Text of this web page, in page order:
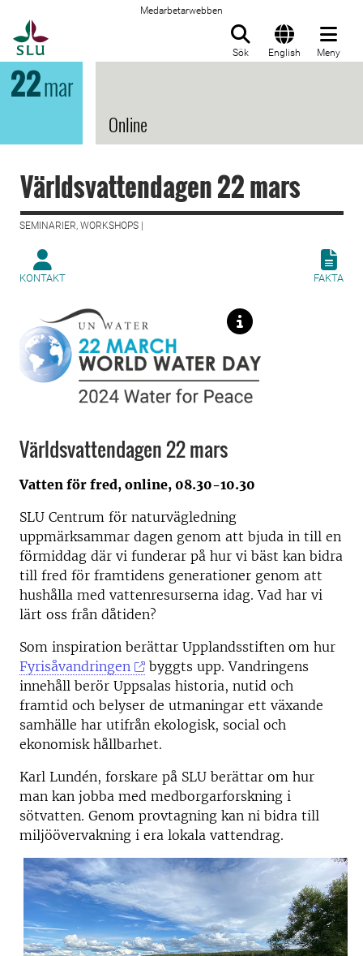
Medarbetarwebben
Sök English Meny
22mar
Online
Världsvattendagen 22 mars
SEMINARIER, WORKSHOPS |
KONTAKT FAKTA
Världsvattendagen 22 mars
Vatten för fred, online, 08.30-10.30
SLU Centrum för naturvägledning
uppmärksammar dagen genom att bjuda in till en
förmiddag där vi funderar på hur vi bäst kan bidra
till fred för framtidens generationer genom att
hushålla med vattenresurserna idag. Vad har vi
lärt oss från dåtiden?
Som inspiration berättar Upplandsstiften om hur
Fyrisåvandringen
byggts upp. Vandringens
innehåll berör Uppsalas historia, nutid och
framtid och belyser de utmaningar ett växande
samhälle har utifrån ekologisk, social och
ekonomisk hållbarhet.
Karl Lundén, forskare på SLU berättar om hur
man kan jobba med medborgarforskning i
sötvatten. Genom provtagning kan ni bidra till
miljöövervakning i era lokala vattendrag.